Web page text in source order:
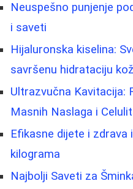
Neuspešno punjenje
i saveti
Hijaluronska kiselina:
savršenu hidrataciju
Ultrazvučna Kavitacija:
Masnih Naslaga i
Efikasne dijete i zdrava
kilograma
Najbolji Saveti za